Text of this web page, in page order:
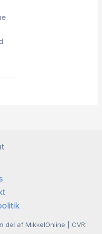
del af MikkelOnline | CVR: